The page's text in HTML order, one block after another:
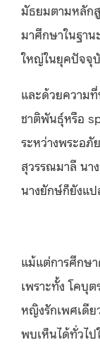
มัธยมตามหลัก
มาศึกษาในฐา
ใหญ่ในยุคปัจจุ
และด้วยความที่
ชาติพันธุ์หรือ
ระหว่างพระอภั
สุวรรณมาลี นา
นางยักษ์ก็ยังแ
แม้แต่การศึกษ
เพราะทั้ง โคบุ
หญิงรักเพศเดีย
พบเห็นได้ทั่วไ